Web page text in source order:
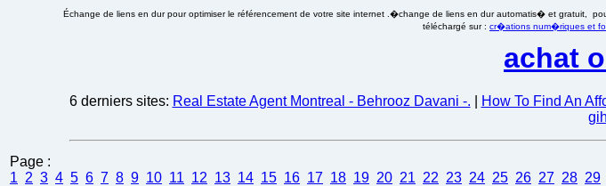
Échange de liens en dur pour optimiser le référencement de votre site internet .�change de liens en dur automatis� et gratuit,
téléchargé sur : cr�ations num�riques et
achat
6 derniers sites: Real Estate Agent Montreal - Behrooz Davani -. How To Find An
gih
Page :
1 2 3 4 5 6 7 8 9 10 11 12 13 14 15 16 17 18 19 20 21 22 23 24 25 26 27 28 29